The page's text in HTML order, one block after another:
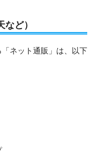
ど）
ネット通販」は、以下